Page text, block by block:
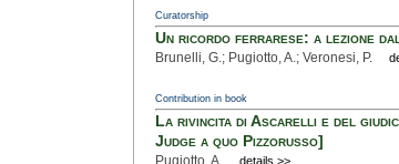
Curatorship
Un ricordo ferrarese: a lezione
Brunelli, G.; Pugiotto, A.; Veronesi, P.
Contribution in book
La rivincita di Ascarelli e del
Judge a quo Pizzorusso]
Pugiotto, A. details >>